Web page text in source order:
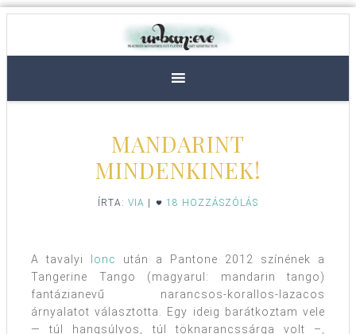
MANDARINT
MINDENKINEK!
ÍRTA: VIA 18 HOZZÁSZÓLÁS
A tavalyi lonc
után a Pantone 2012 színének a
Tangerine Tango (magyarul: mandarin tango)
fantázianevű narancsos-korallos-lazacos
árnyalatot választotta. Egy ideig barátkoztam vele
— túl hangsúlyos, túl töknarancssárga volt –,